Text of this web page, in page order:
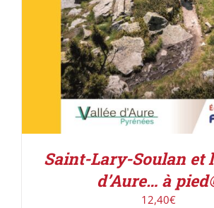
Saint-Lary-Soulan et
d’Aure… à
12,40€